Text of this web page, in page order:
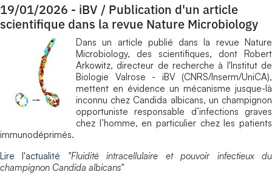
19/01/2026 - iBV / Publication d'un article
scientifique dans la revue Nature Microbiology
Dans un article publié dans la revue Nature
Microbiology, des scientifiques, dont Robert
Arkowitz, directeur de recherche à l'Institut de
Biologie Valrose - iBV (CNRS/Inserm/UniCA),
mettent en évidence un mécanisme jusque-là
inconnu chez Candida albicans, un champignon
opportuniste responsable d’infections graves
chez l’homme, en particulier chez les patients
immunodéprimés.
Lire l'actualité
"Fluidité intracellulaire et pouvoir infectieux du
champignon Candida albicans"